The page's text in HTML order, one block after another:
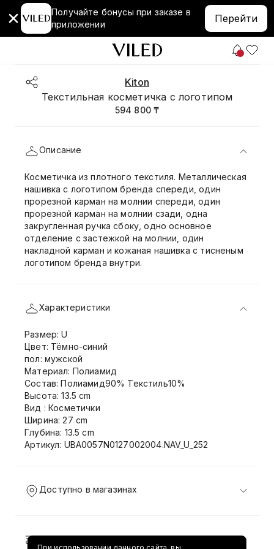
Получайте бонусы при заказе в
приложении
Перейти
Kiton
Текстильная косметичка с логотипом
594 800 ₸
Описание
Косметичка из плотного текстиля. Металлическая
нашивка с логотипом бренда спереди, один
прорезной карман на молнии спереди, один
прорезной карман на молнии сзади, одна
закругленная ручка сбоку, одно основное
отделение с застежкой на молнии, один
накладной карман и кожаная нашивка с тисненым
логотипом бренда внутри.
Характеристики
Размер: U
Цвет: Тёмно-синий
пол: мужской
Материал: Полиамид
Состав: Полиамид90% Текстиль10%
Высота: 13.5 cm
Вид : Косметички
Ширина: 27 cm
Глубина: 13.5 cm
Артикул: UBA0057N0127002004.NAV_U_252
Доступно в магазинах
Доставка и возврат